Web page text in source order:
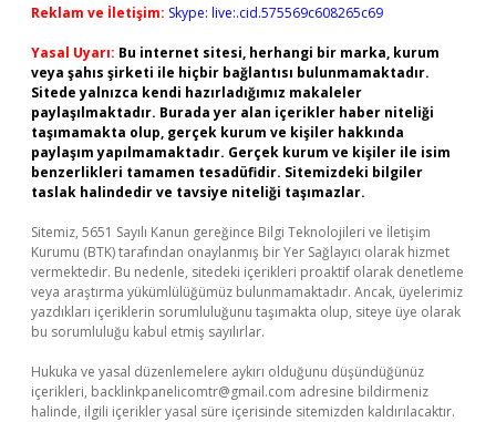
Reklam ve İletişim: Skype: live:.cid.575569c608265c69
Yasal Uyarı: Bu internet sitesi, herhangi bir marka, kurum
veya şahıs şirketi ile hiçbir bağlantısı bulunmamaktadır.
Sitede yalnızca kendi hazırladığımız makaleler
paylaşılmaktadır. Burada yer alan içerikler haber niteliği
taşımamakta olup, gerçek kurum ve kişiler hakkında
paylaşım yapılmamaktadır. Gerçek kurum ve kişiler ile isim
benzerlikleri tamamen tesadüfidir. Sitemizdeki bilgiler
taslak halindedir ve tavsiye niteliği taşımazlar.
Sitemiz, 5651 Sayılı Kanun gereğince Bilgi Teknolojileri ve İletişim
Kurumu (BTK) tarafından onaylanmış bir Yer Sağlayıcı olarak hizmet
vermektedir. Bu nedenle, sitedeki içerikleri proaktif olarak denetleme
veya araştırma yükümlülüğümüz bulunmamaktadır. Ancak, üyelerimiz
yazdıkları içeriklerin sorumluluğunu taşımakta olup, siteye üye olarak
bu sorumluluğu kabul etmiş sayılırlar.
Hukuka ve yasal düzenlemelere aykırı olduğunu düşündüğünüz
içerikleri, backlinkpanelicomtr@gmail.com adresine bildirmeniz
halinde, ilgili içerikler yasal süre içerisinde sitemizden kaldırılacaktır.